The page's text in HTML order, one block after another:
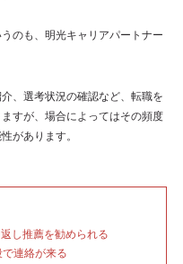
のも、明光キャリアパートナー
、選考状況の確認など、転職を
すが、場合によってはその頻度
があります。
し推薦を勧められる
連絡が来る